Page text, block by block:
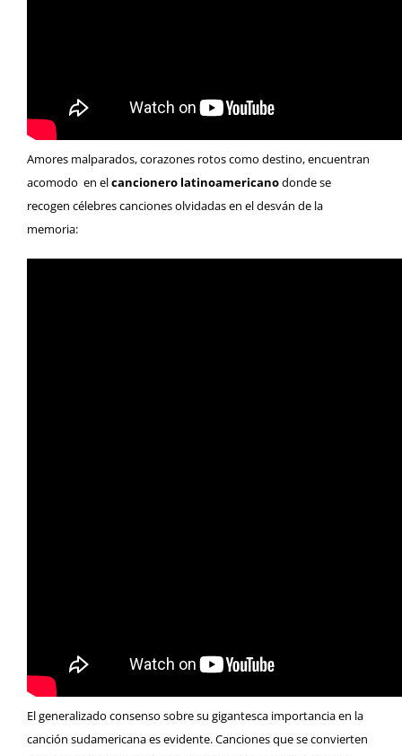
Amores malparados, corazones rotos como destino, encuentran
acomodo en elcancionero latinoamericanodonde se
recogen célebres canciones olvidadas en el desván de la
memoria:
El generalizado consenso sobre su gigantesca importancia en la
canción sudamericana es evidente. Canciones que se convierten